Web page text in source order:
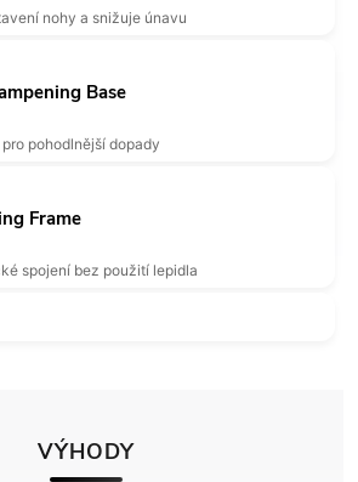
nohy a snižuje únavu
Base
pohodlnější dopady
Frame
spojení bez použití lepidla
VÝHODY